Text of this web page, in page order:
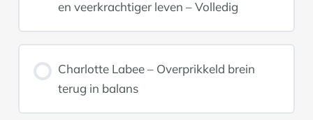
en veerkrachtiger leven – Volledig
Charlotte Labee – Overprikkeld brein
terug in balans